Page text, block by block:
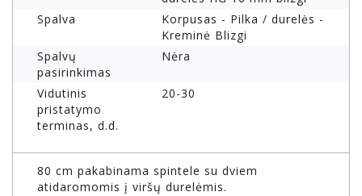
Spalva
Korpusas - Pilka / durelės -
Kreminė Blizgi
Spalvų
pasirinkimas
Nėra
Vidutinis
pristatymo
terminas, d.d.
20-30
80 cm pakabinama spintele su dviem
atidaromomis į viršų durelėmis.